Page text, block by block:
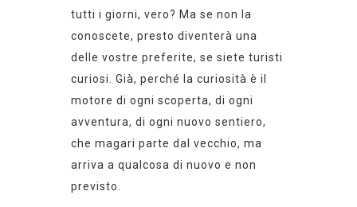
tutti i giorni, vero? Ma se non la
conoscete, presto diventerà una
delle vostre preferite, se siete turisti
curiosi. Già, perché la curiosità è il
motore di ogni scoperta, di ogni
avventura, di ogni nuovo sentiero,
che magari parte dal vecchio, ma
arriva a qualcosa di nuovo e non
previsto